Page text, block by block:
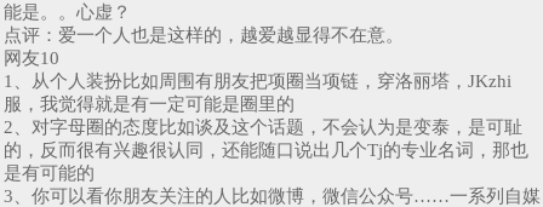
能是。。心虚？
点评：爱一个人也是这样的，越爱越显得不在意。
网友10
1、从个人装扮比如周围有朋友把项圈当项链，穿洛丽塔，JKzhi
服，我觉得就是有一定可能是圈里的
2、对字母圈的态度比如谈及这个话题，不会认为是变泰，是可耻
的，反而很有兴趣很认同，还能随口说出几个Tj的专业名词，那也
是有可能的
3、你可以看你朋友关注的人比如微博，微信公众号……一系列自媒